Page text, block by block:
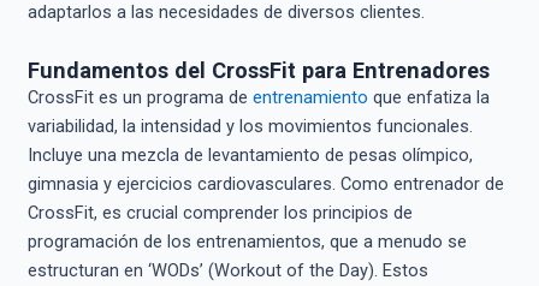
adaptarlos a las necesidades de diversos clientes.
Fundamentos del CrossFit para Entrenadores
CrossFit es un programa de entrenamiento que enfatiza la
variabilidad, la intensidad y los movimientos funcionales.
Incluye una mezcla de levantamiento de pesas olímpico,
gimnasia y ejercicios cardiovasculares. Como entrenador de
CrossFit, es crucial comprender los principios de
programación de los entrenamientos, que a menudo se
estructuran en ‘WODs’ (Workout of the Day). Estos